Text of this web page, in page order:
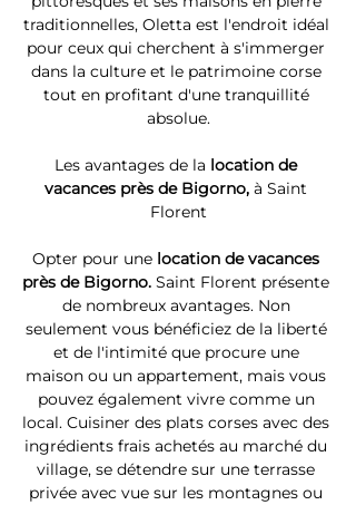
traditionnelles, Oletta est l'endroit idéal
pour ceux qui cherchent à s'immerger
dans la culture et le patrimoine corse
tout en profitant d'une tranquillité
absolue.
Les avantages de la location de
vacances près de Bigorno, à Saint
Florent
Opter pour une location de vacances
près de Bigorno. Saint Florent présente
de nombreux avantages. Non
seulement vous bénéficiez de la liberté
et de l'intimité que procure une
maison ou un appartement, mais vous
pouvez également vivre comme un
local. Cuisiner des plats corses avec des
ingrédients frais achetés au marché du
village, se détendre sur une terrasse
privée avec vue sur les montagnes ou